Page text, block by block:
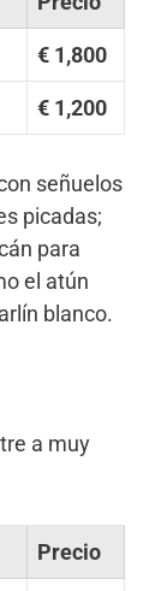
€ 1,800
€ 1,200
señuelos
picadas;
para
el atún
blanco.
a muy
Precio